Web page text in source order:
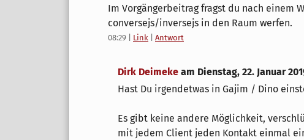
Im Vorgängerbeitrag fragst du nach einem
conversejs/inversejs in den Raum werfen.
08:29 Link Antwort
Dirk Deimeke am Dienstag, 22. Januar
Hast Du irgendetwas in Gajim / Dino
Es gibt keine andere Möglichkeit,
mit jedem Client jeden Kontakt einmal